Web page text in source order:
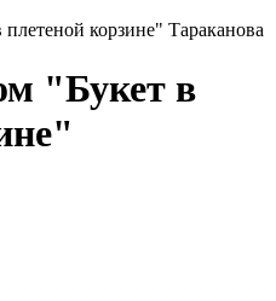
корзине" Тараканова
"Букет в